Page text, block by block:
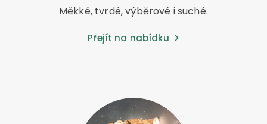
Měkké, tvrdé, výběrové i suché.
Přejít na nabídku